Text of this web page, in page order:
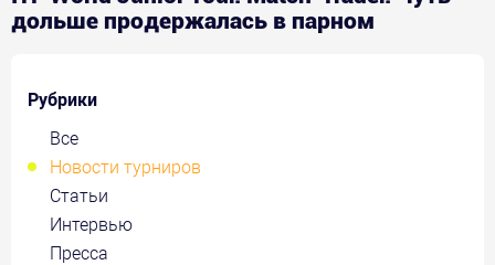
дольше продержалась в парном
Рубрики
Все
Новости турниров
Статьи
Интервью
Пресса